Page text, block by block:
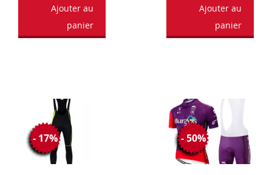
Ajouter au
panier
Ajouter au
panier
- 17% - 50%